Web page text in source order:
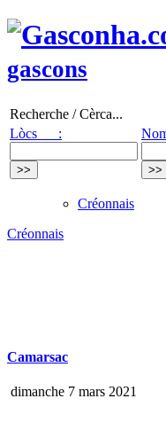
gascons
Recherche / Cèrca...
Lòcs :
Créonnais
Créonnais
Camarsac
dimanche 7 mars 2021